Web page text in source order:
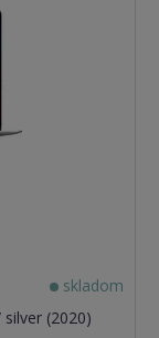
skladom
(2020)